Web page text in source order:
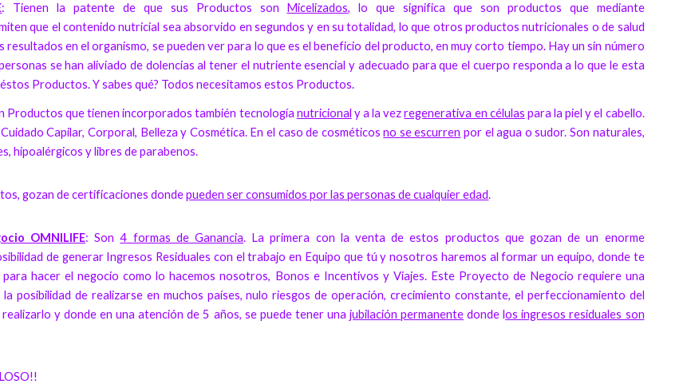
: Tienen la patente de que sus Productos son Micelizados, lo que significa que son productos que mediante
que el contenido nutricial sea absorvido en segundos y en su totalidad, lo que otros productos nutricionales o de salud
resultados en el organismo, se pueden ver para lo que es el beneficio del producto, en muy corto tiempo. Hay un sin número
se han aliviado de dolencias al tener el nutriente esencial y adecuado para que el cuerpo responda a lo que le esta
Productos. Y sabes qué? Todos necesitamos estos Productos.
Productos que tienen incorporados también tecnología nutricional y a la vezregenerativa en células para la piel y el cabello.
Capilar, Corporal, Belleza y Cosmética. En el caso de cosméticosno se escurren por el agua o sudor. Son naturales,
hipoalérgicos y libres de parabenos.
gozan de certificaciones dondepueden ser consumidos por las personas de cualquier edad.
OMNILIFE: Son4 formas de Ganancia. La primera con la venta de estos productos que gozan de un enorme
de generar Ingresos Residuales con el trabajo en Equipo que tú y nosotros haremos al formar un equipo, donde te
para hacer el negocio como lo hacemos nosotros, Bonos e Incentivos y Viajes. Este Proyecto de Negocio requiere una
la posibilidad de realizarse en muchos países, nulo riesgos de operación, crecimiento constante, el perfeccionamiento del
realizarlo y donde en una atención de 5 años, se puede tener una jubilación permanente donde los ingresos residuales son